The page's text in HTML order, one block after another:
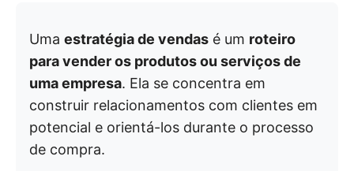
Uma estratégia de vendas é um roteiro
para vender os produtos ou serviços de
uma empresa. Ela se concentra em
construir relacionamentos com clientes em
potencial e orientá-los durante o processo
de compra.